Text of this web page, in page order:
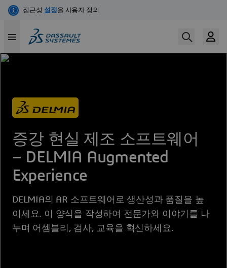
Skip
content
증강 현실 제조 소프트웨어
– DELMIA Augmented
Experience
DELMIA의 AR 소프트웨어로 생산성과 품질을 높
이세요. 이 양식을 작성하여 전문가와 이야기를 나
누며 어셈블리, 검사, 교육을 혁신하세요.